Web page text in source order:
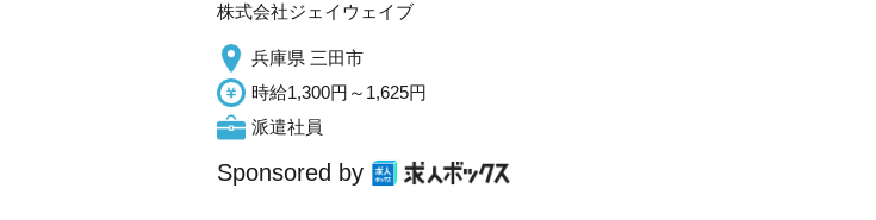
株式会社ジェイウェイブ
兵庫県 三田市
時給1,300円～1,625円
派遣社員
Sponsored by